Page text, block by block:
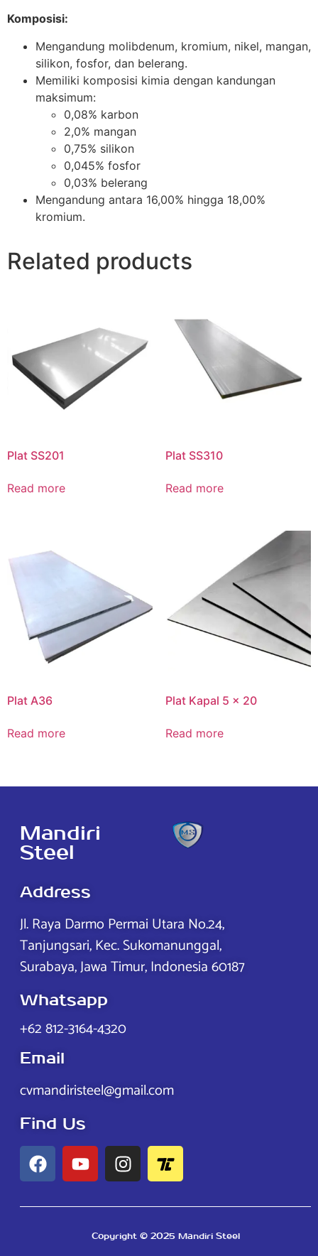
Komposisi:
Mengandung molibdenum, kromium, nikel, mangan,
silikon, fosfor, dan belerang.
Memiliki komposisi kimia dengan kandungan
maksimum:
0,08% karbon
2,0% mangan
0,75% silikon
0,045% fosfor
0,03% belerang
Mengandung antara 16,00% hingga 18,00%
kromium.
Related products
Plat SS201
Read more
Plat SS310
Read more
Plat A36
Read more
Plat Kapal 5 x 20
Read more
Mandiri
Steel
Address
Jl. Raya Darmo Permai Utara No.24,
Tanjungsari, Kec. Sukomanunggal,
Surabaya, Jawa Timur, Indonesia 60187
Whatsapp
+62 812-3164-4320
Email
cvmandiristeel@gmail.com
Find Us
Copyright © 2025 Mandiri Steel